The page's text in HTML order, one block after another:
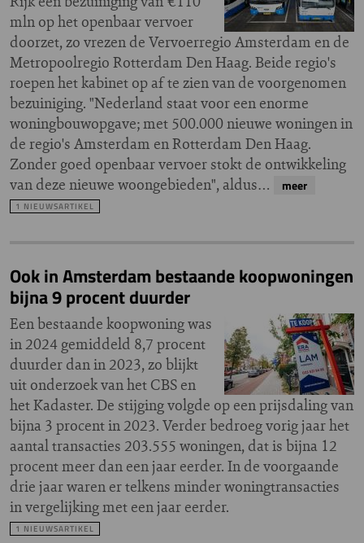
mln op het openbaar vervoer
doorzet, zo vrezen de Vervoerregio Amsterdam en de
Metropoolregio Rotterdam Den Haag. Beide regio's
roepen het kabinet op af te zien van de voorgenomen
bezuiniging. "Nederland staat voor een enorme
woningbouwopgave; met 500.000 nieuwe woningen in
de regio's Amsterdam en Rotterdam Den Haag.
Zonder goed openbaar vervoer stokt de ontwikkeling
van deze nieuwe woongebieden", aldus…
meer
1 NIEUWSARTIKEL
Ook in Amsterdam bestaande koopwoningen
bijna 9 procent duurder
Een bestaande koopwoning was
in 2024 gemiddeld 8,7 procent
duurder dan in 2023, zo blijkt
uit onderzoek van het CBS en
het Kadaster. De stijging volgde op een prijsdaling van
bijna 3 procent in 2023. Verder bedroeg vorig jaar het
aantal transacties 203.555 woningen, dat is bijna 12
procent meer dan een jaar eerder. In de voorgaande
drie jaar waren er telkens minder woningtransacties
in vergelijking met een jaar eerder.
1 NIEUWSARTIKEL